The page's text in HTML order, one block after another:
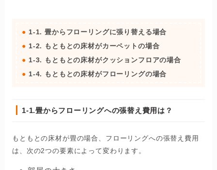
1-1. 畳からフローリングに張り替える場合
1-2. もともとの床材がカーペットの場合
1-3. もともとの床材がクッションフロアの場合
1-4. もともとの床材がフローリングの場合
1-1.畳からフローリングへの張替え費用は？
もともとの床材が畳の場合、フローリングへの張替え費用
は、次の2つの要素によって変わります。